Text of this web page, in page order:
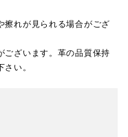
擦れが見られる場合がござ
ございます。革の品質保持
い。